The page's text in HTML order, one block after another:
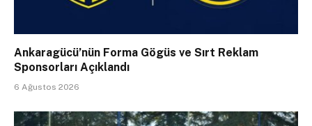
Ankaragücü’nün Forma Gögüs ve Sırt Reklam
Sponsorları Açıklandı
6 Ağustos 2026